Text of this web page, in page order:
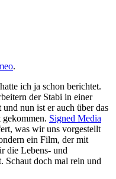
.
ich ja schon berichtet.
der Stabi in einer
nun ist er auch über das
Signed Media
was wir uns vorgestellt
ein Film, der mit
die Lebens- und
doch mal rein und